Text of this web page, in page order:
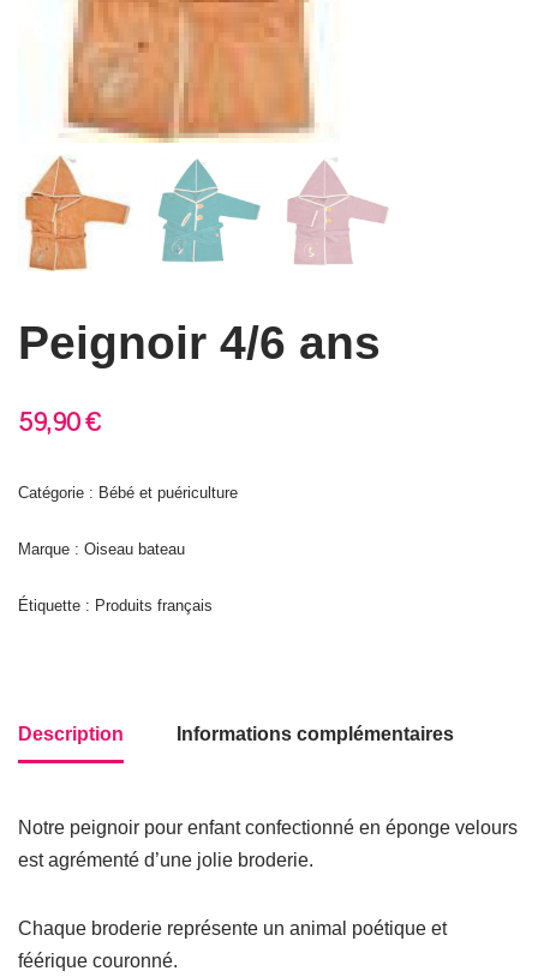
Peignoir 4/6 ans
59,90€
Catégorie : Bébé et puériculture
Marque : Oiseau bateau
Étiquette : Produits français
Description Informations complémentaires
Notre peignoir pour enfant confectionné en éponge velours
est agrémenté d’une jolie broderie.
Chaque broderie représente un animal poétique et
féérique couronné.